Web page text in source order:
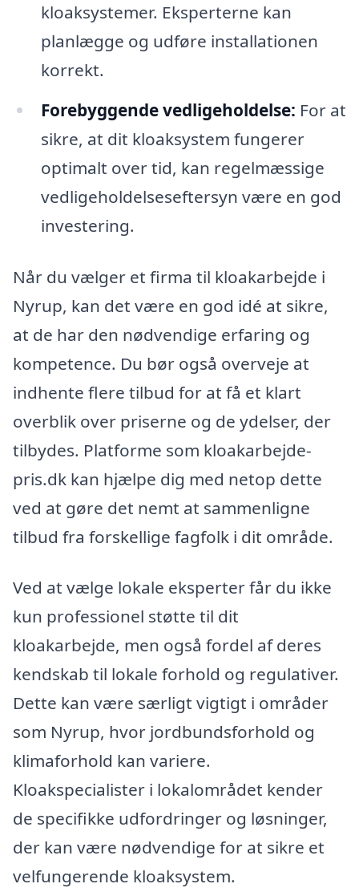
kloaksystemer. Eksperterne kan
planlægge og udføre installationen
korrekt.
Forebyggende vedligeholdelse: For at
sikre, at dit kloaksystem fungerer
optimalt over tid, kan regelmæssige
vedligeholdelseseftersyn være en god
investering.
Når du vælger et firma til kloakarbejde i
Nyrup, kan det være en god idé at sikre,
at de har den nødvendige erfaring og
kompetence. Du bør også overveje at
indhente flere tilbud for at få et klart
overblik over priserne og de ydelser, der
tilbydes. Platforme som kloakarbejde-
pris.dk kan hjælpe dig med netop dette
ved at gøre det nemt at sammenligne
tilbud fra forskellige fagfolk i dit område.
Ved at vælge lokale eksperter får du ikke
kun professionel støtte til dit
kloakarbejde, men også fordel af deres
kendskab til lokale forhold og regulativer.
Dette kan være særligt vigtigt i områder
som Nyrup, hvor jordbundsforhold og
klimaforhold kan variere.
Kloakspecialister i lokalområdet kender
de specifikke udfordringer og løsninger,
der kan være nødvendige for at sikre et
velfungerende kloaksystem.